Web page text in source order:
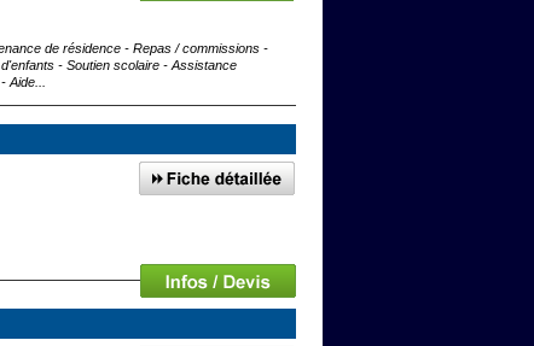
de résidence - Repas / commissions -
- Soutien scolaire - Assistance